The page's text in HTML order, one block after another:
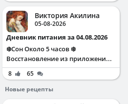
Виктория Акилина
05-08-2026
Дневник питания за 04.08.2026
❄️Сон Около 5 часов ❄️
Восстановление из приложени...
8
65
Новые рецепты